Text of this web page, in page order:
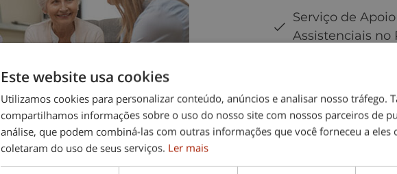
Serviço de
Assistenciais no
Este website usa cookies
Utilizamos cookies para personalizar conteúdo, anúncios e analisar nosso tráfego.
compartilhamos informações sobre o uso do nosso site com nossos parceiros de
análise, que podem combiná-las com outras informações que você forneceu a eles
coletaram do uso de seus serviços. Ler mais